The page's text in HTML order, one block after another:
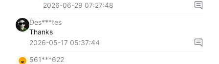
2026-06-29 07:27:48
Des***tes
Thanks
2026-05-17 05:37:44
561***622